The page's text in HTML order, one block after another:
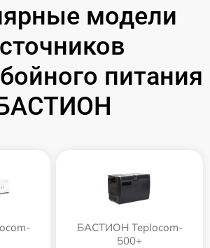
модели
питания
БАСТИОН Teplocom-
500+